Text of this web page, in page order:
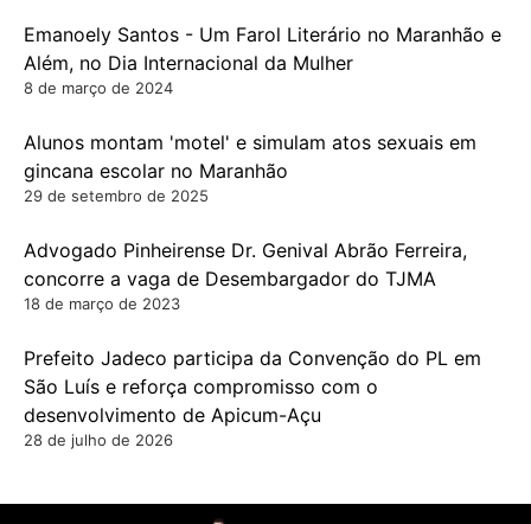
Emanoely Santos - Um Farol Literário no Maranhão e
Além, no Dia Internacional da Mulher
8 de março de 2024
Alunos montam 'motel' e simulam atos sexuais em
gincana escolar no Maranhão
29 de setembro de 2025
Advogado Pinheirense Dr. Genival Abrão Ferreira,
concorre a vaga de Desembargador do TJMA
18 de março de 2023
Prefeito Jadeco participa da Convenção do PL em
São Luís e reforça compromisso com o
desenvolvimento de Apicum-Açu
28 de julho de 2026